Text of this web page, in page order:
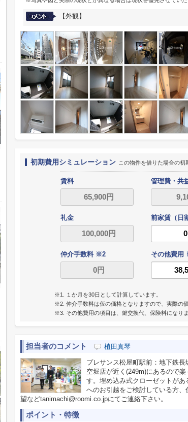
【外観】
初期費用シミュレーション この物件を借りた場合の初
賃料 管理費・共
礼金 前家賃（日
仲介手数料 ※2
その他費用
※1. １か月を30日として計算しています。
※2. 仲介手数料は仮の価格となりますので、実際の
※3. その他費用の項目は、鍵交換代、保険料になりま
担当者のコメント 植田真琴
プレサンス松屋町駅前：地下鉄
空堀店が近く(249m)にあるので
す。埋め込み式クローゼットが
へのお引越をご検討している方
望などtanimachi@roomi.co.jpにてご連絡下さい。
ポイント・特徴